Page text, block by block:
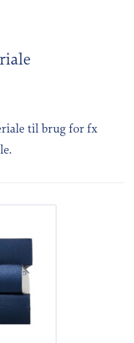
til brug for fx